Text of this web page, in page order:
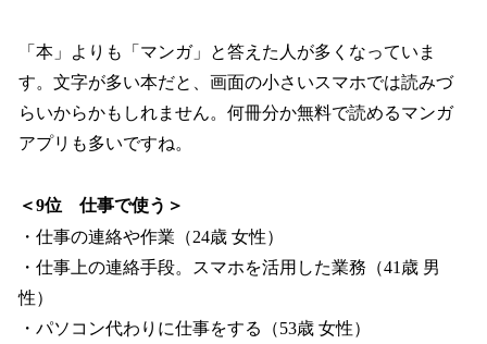
「本」よりも「マンガ」と答えた人が多くなっていま
す。文字が多い本だと、画面の小さいスマホでは読みづ
らいからかもしれません。何冊分か無料で読めるマンガ
アプリも多いですね。
＜9位 仕事で使う＞
・仕事の連絡や作業（24歳 女性）
・仕事上の連絡手段。スマホを活用した業務（41歳 男
性）
・パソコン代わりに仕事をする（53歳 女性）